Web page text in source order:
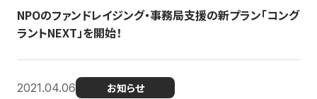
NPOのファンドレイジング・事務局支援の新プラン「コング
ラントNEXT」を開始！
2021.04.06 お知らせ